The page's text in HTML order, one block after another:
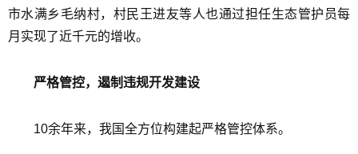
市水满乡毛纳村，村民王进友等人也通过担任生态管护员每
月实现了近千元的增收。
严格管控，遏制违规开发建设
10余年来，我国全方位构建起严格管控体系。